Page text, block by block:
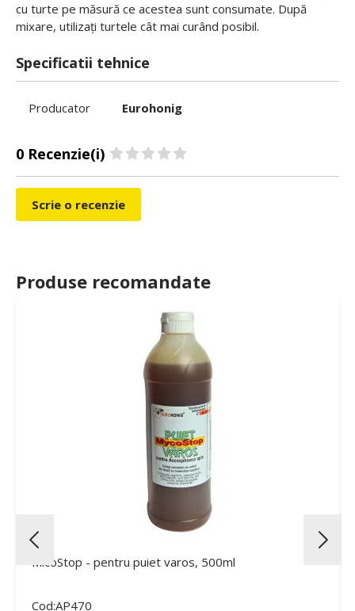
cu turte pe măsură ce acestea sunt consumate. După
mixare, utilizați turtele cât mai curând posibil.
Specificatii tehnice
Producator Eurohonig
0 Recenzie(i)
Scrie o recenzie
Produse recomandate
MicoStop - pentru puiet varos, 500ml
Cod:AP470